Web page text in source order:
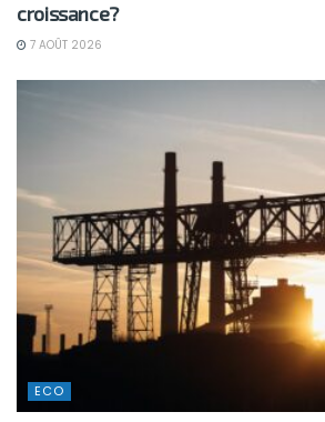
croissance?
7 AOÛT 2026
ECO